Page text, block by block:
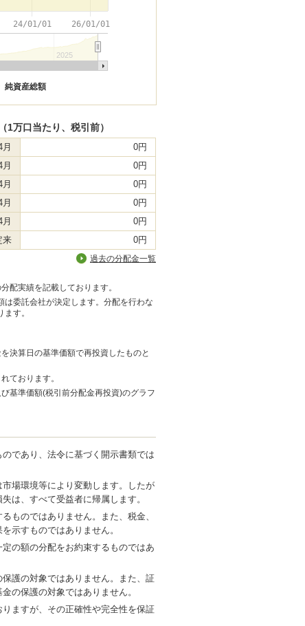
純資産総額
24/01/01 26/01/01
2025
1万口当たり、税引前）
0円
0円
0円
0円
0円
来
0円
過去の分配金一覧
配実績を記載しております。
は委託会社が決定します。分配を行わな
ます。
決算日の基準価額で再投資したものと
ております。
基準価額(税引前分配金再投資)のグラフ
であり、法令に基づく開示書類では
場環境等により変動します。したが
は、すべて受益者に帰属します。
ものではありません。また、税金、
示すものではありません。
の額の分配をお約束するものではあ
護の対象ではありません。また、証
の保護の対象ではありません。
ますが、その正確性や完全性を保証